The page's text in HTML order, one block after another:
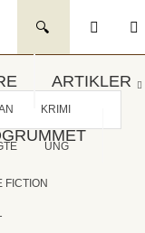
ARTIKLER
KRIMI
UNG
FICTION